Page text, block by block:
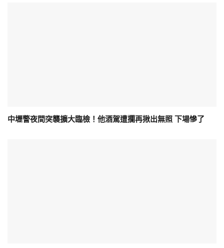
中壢警夜間突襲擴大臨檢！他酒駕遭攔再揪出無照 下場慘了